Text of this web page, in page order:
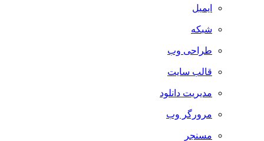
ایمیل
شبکه
طراحی وب
قالب سایت
مدیریت دانلود
مرورگر وب
مسنجر